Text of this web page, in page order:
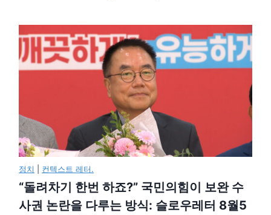
정치 컨텍스트 레터.
“돌려차기 한번 하죠?” 국민의힘이 보완 수
사권 논란을 다루는 방식: 슬로우레터 8월5